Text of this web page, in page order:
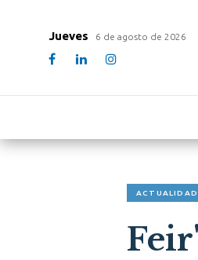
Jueves 6 de agosto de 2026
ACTUALIDAD